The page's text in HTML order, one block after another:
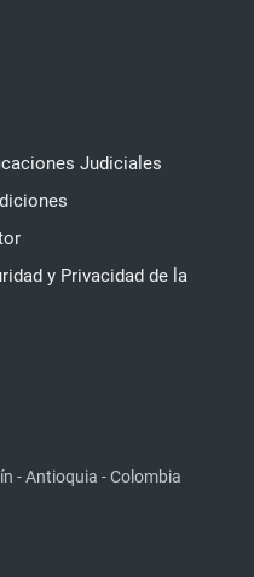
Judiciales
y Privacidad de la
- Antioquia - Colombia